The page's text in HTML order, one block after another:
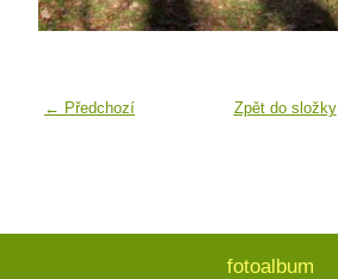
← Předchozí Zpět do složky
fotoalbum